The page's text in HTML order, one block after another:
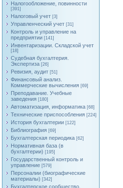
Налогообложение, повинности
[391]
Налоговый учет [3]
Управленческий учет [31]
Контроль и управление на
предприятии [141]
Инвентаризации. Складской учет
[18]
Судебная бухгалтерия.
Экспертиза [26]
Ревизия, аудит [51]
Финансовый анализ.
Коммерческие вычисления [69]
Преподавание. Учебные
заведения [180]
Автоматизация, информатика [68]
Технические приспособления [224]
История бухгалтерии [122]
Библиография [69]
Бухгалтерская периодика [62]
Нормативная база (в
бухгалтерии) [195]
Государственный контроль и
управление [579]
Персоналии (биографические
материалы) [342]
Бухгалтерское сообщество.